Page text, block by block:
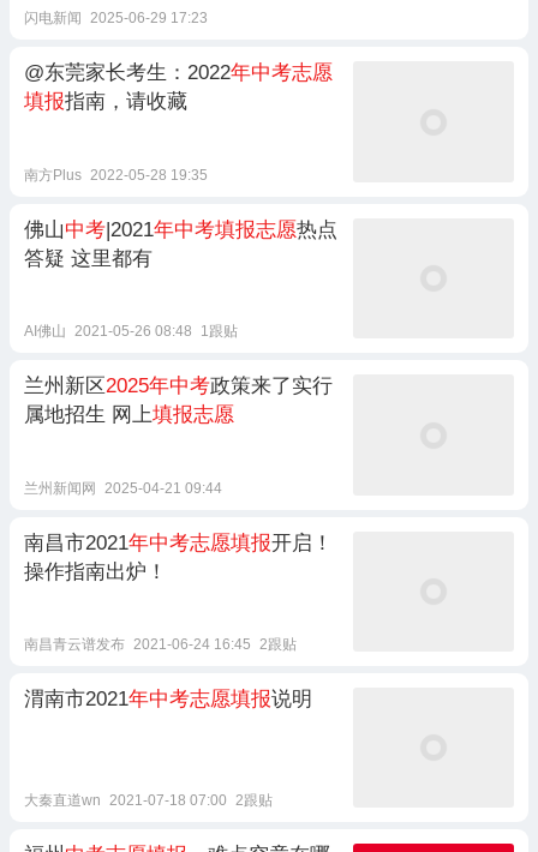
闪电新闻 2025-06-29 17:23
@东莞家长考生：2022年中考志愿
填报指南，请收藏
南方Plus 2022-05-28 19:35
佛山中考|2021年中考填报志愿热点
答疑 这里都有
AI佛山 2021-05-26 08:48 1跟贴
兰州新区2025年中考政策来了实行
属地招生 网上填报志愿
兰州新闻网 2025-04-21 09:44
南昌市2021年中考志愿填报开启！
操作指南出炉！
南昌青云谱发布 2021-06-24 16:45 2跟贴
渭南市2021年中考志愿填报说明
大秦直道wn 2021-07-18 07:00 2跟贴